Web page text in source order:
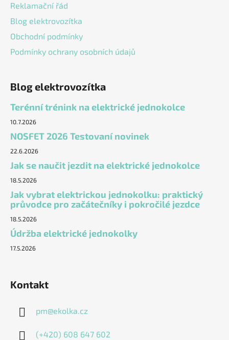
Reklamační řád
Blog elektrovozítka
Obchodní podmínky
Podmínky ochrany osobních údajů
Blog elektrovozítka
Terénní trénink na elektrické jednokolce
10.7.2026
NOSFET 2026 Testovaní novinek
22.6.2026
Jak se naučit jezdit na elektrické jednokolce
18.5.2026
Jak vybrat elektrickou jednokolku: praktický
průvodce pro začátečníky i pokročilé jezdce
18.5.2026
Údržba elektrické jednokolky
17.5.2026
Kontakt
pm@ekolka.cz
(+420) 608 647 602